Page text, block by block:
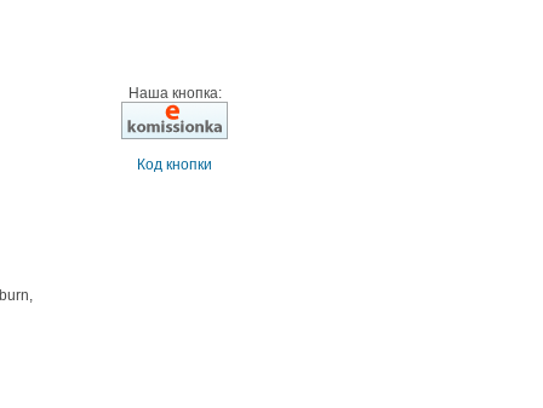
Наша кнопка:
Код кнопки